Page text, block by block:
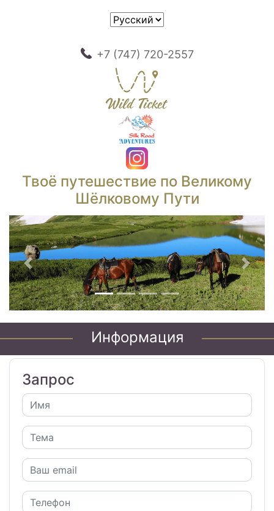
+7 (747) 720-2557
Твоё путешествие по Великому
Шёлковому Пути
Предыдущий
Информация
Запрос